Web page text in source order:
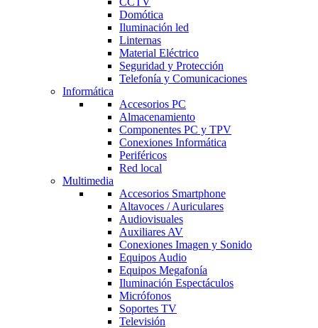
Domótica
Iluminación led
Linternas
Material Eléctrico
Seguridad y Protección
Telefonía y Comunicaciones
Informática
Accesorios PC
Almacenamiento
Componentes PC y TPV
Conexiones Informática
Periféricos
Red local
Multimedia
Accesorios Smartphone
Altavoces / Auriculares
Audiovisuales
Auxiliares AV
Conexiones Imagen y Sonido
Equipos Audio
Equipos Megafonía
Iluminación Espectáculos
Micrófonos
Soportes TV
Televisión